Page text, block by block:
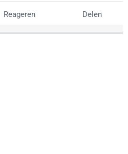
Reageren Delen